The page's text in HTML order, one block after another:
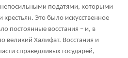
податями, которыми
крестьян. Это было искусственное
постоянные восстания – и, в
великий Халифат. Восстания и
справедливых государей,